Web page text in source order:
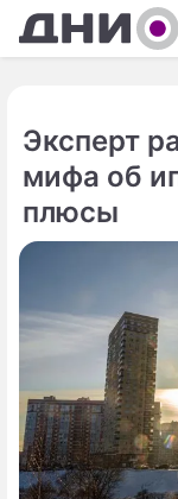
Эксперт
мифа об
плюсы